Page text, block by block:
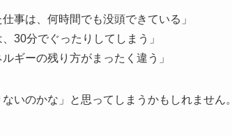
事は、何時間でも没頭できている」
30分でぐったりしてしまう」
ギーの残り方がまったく違う」
いのかな」と思ってしまうかもしれません。